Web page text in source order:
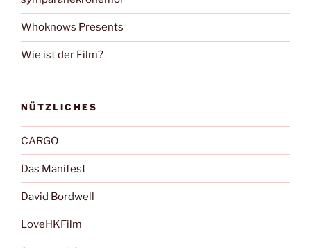
Whoknows Presents
Wie ist der Film?
NÜTZLICHES
CARGO
Das Manifest
David Bordwell
LoveHKFilm